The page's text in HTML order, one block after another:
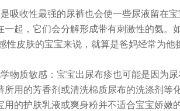
吸收性最强的尿裤也会使一些尿液留在
一起，它们会分解形成带有刺激性的氨。
性皮肤的宝宝来说，就算是爸妈经常为
物质敏感：宝宝出尿布疹也可能是因为
所用的芳香剂或清洗棉质尿布的洗涤剂等
的护肤乳液或爽身粉并不适合宝宝娇嫩